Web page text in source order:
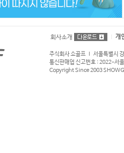
회사소개 개
주식회사 쇼골프 l 서울특별시
통신판매업 신고번호 : 2022-
Copyright Since 2003